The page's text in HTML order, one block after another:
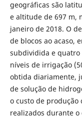
geográficas são
e altitude de 697 m,
janeiro de 2018. O
de blocos ao acaso,
subdividida e
níveis de irrigação
obtida diariamente,
de solução de
o custo de produção
realizados durante